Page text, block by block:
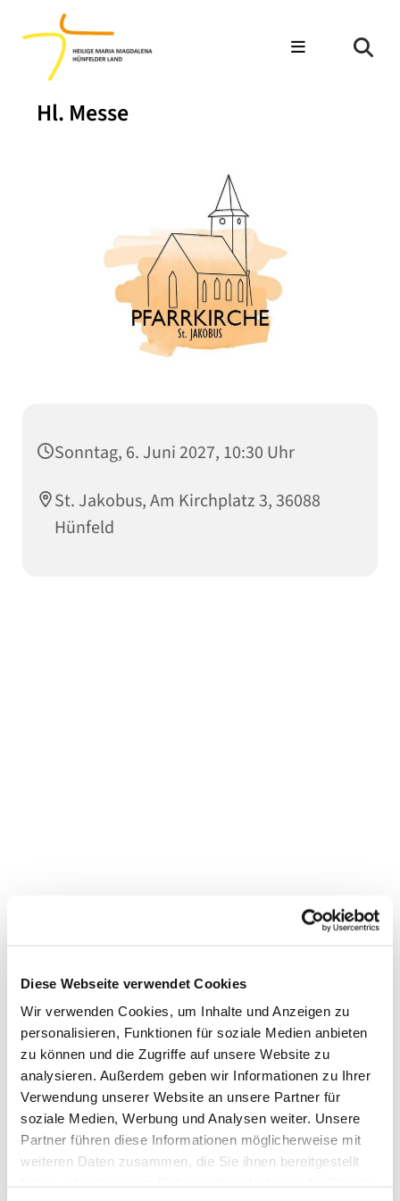
Diese Webseite verwendet Cookies
Wir verwenden Cookies, um Inhalte und Anzeigen zu
personalisieren, Funktionen für soziale Medien anbieten
zu können und die Zugriffe auf unsere Website zu
analysieren. Außerdem geben wir Informationen zu Ihrer
Verwendung unserer Website an unsere Partner für
soziale Medien, Werbung und Analysen weiter. Unsere
Partner führen diese Informationen möglicherweise mit
weiteren Daten zusammen, die Sie ihnen bereitgestellt
Hl. Messe
Sonntag, 6. Juni 2027, 10:30 Uhr
St. Jakobus, Am Kirchplatz 3, 36088
Hünfeld
Dies könnte Sie auch
interessieren